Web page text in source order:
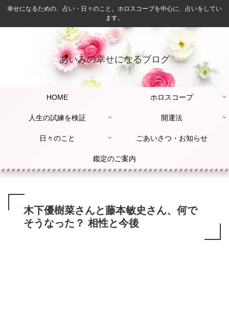
幸せになるための、占い・日々のこと。ホロスコープを中心に、占いをしてい
ます。
あいみの幸せになるブログ
HOME ホロスコープ
人生の試練を検証 開運法
日々のこと ごあいさつ・お知らせ
鑑定のご案内
木下優樹菜さんと藤本敏史さん、何で
そうなった？ 相性と今後